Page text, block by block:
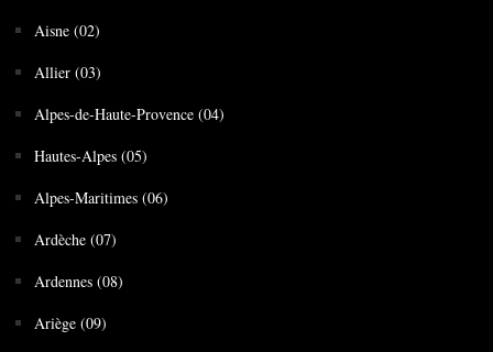
Aisne (02)
Allier (03)
Alpes-de-Haute-Provence (04)
Hautes-Alpes (05)
Alpes-Maritimes (06)
Ardèche (07)
Ardennes (08)
Ariège (09)